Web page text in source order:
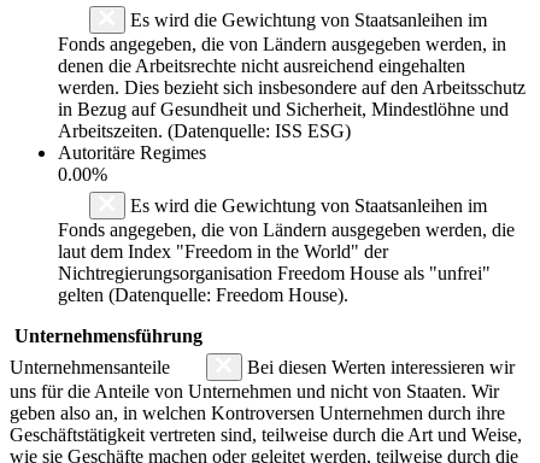
Es wird die Gewichtung von Staatsanleihen im
Fonds angegeben, die von Ländern ausgegeben werden, in
denen die Arbeitsrechte nicht ausreichend eingehalten
werden. Dies bezieht sich insbesondere auf den Arbeitsschutz
in Bezug auf Gesundheit und Sicherheit, Mindestlöhne und
Arbeitszeiten. (Datenquelle: ISS ESG)
Autoritäre Regimes
0.00%
Es wird die Gewichtung von Staatsanleihen im
Fonds angegeben, die von Ländern ausgegeben werden, die
laut dem Index "Freedom in the World" der
Nichtregierungsorganisation Freedom House als "unfrei"
gelten (Datenquelle: Freedom House).
Unternehmensführung
Unternehmensanteile
Bei diesen Werten interessieren wir
uns für die Anteile von Unternehmen und nicht von Staaten. Wir
geben also an, in welchen Kontroversen Unternehmen durch ihre
Geschäftstätigkeit vertreten sind, teilweise durch die Art und Weise,
wie sie Geschäfte machen oder geleitet werden, teilweise durch die